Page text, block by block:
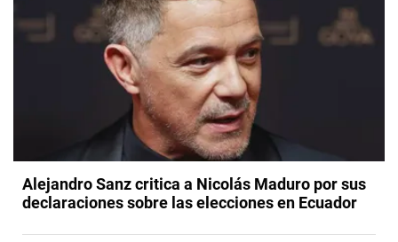
​Alejandro Sanz critica a Nicolás Maduro por sus
declaraciones sobre las elecciones en Ecuador